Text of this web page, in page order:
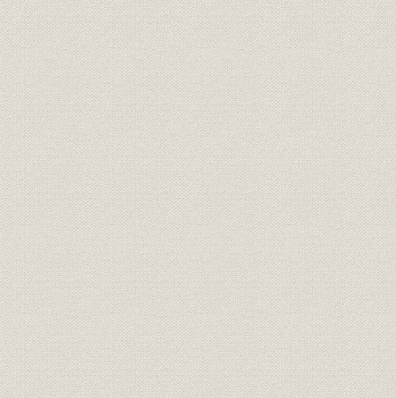
事業所
錦絵に描かれた日本橋小舟町の
「安田商店」
[慶応2年
事業所 第三国立銀行 [明治9年
関係会社 安田系銀行・会社一覧 大正10年
経営理念
安田善次郎の事業観を表す「今
日一日之事」
経営;保険
共済五百名第1回社員総会の新
聞記事(『朝野新聞』明治13年2
月17日)
明治13年
経営;保険
共済五百名最初の死亡者に関す
る新聞記事(『読売新聞』明治13
年6月27日)
明治13年
従業員 社員の異動状況
明治20年
年度(1892
保険;業界 明治・大正期の生保会社数推移
明治14年
年度(1926